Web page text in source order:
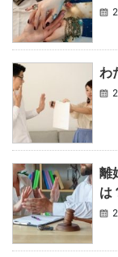
わ
離
は